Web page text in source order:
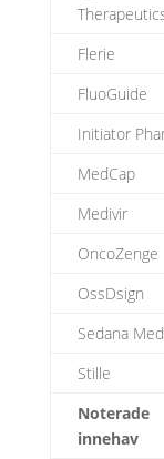
Flerie
FluoGuide
Initiator
MedCap
Medivir
OncoZenge
OssDsign
Sedana
Stille
Noterade
innehav